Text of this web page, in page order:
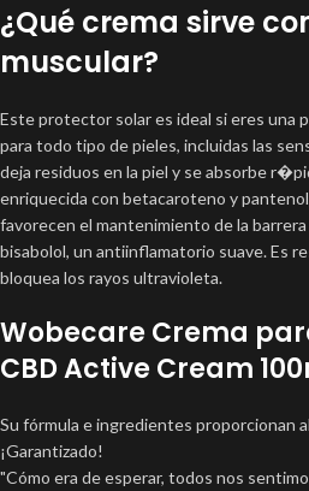
¿Qué crema sirve
muscular?
Este protector solar es ideal si eres una
para todo tipo de pieles, incluidas las
deja residuos en la piel y se absorbe
enriquecida con betacaroteno y
favorecen el mantenimiento de la
bisabolol, un antiinflamatorio suave. Es
bloquea los rayos ultravioleta.
Wobecare Crema
CBD Active Cream
Su fórmula e ingredientes proporcionan
¡Garantizado!
"Cómo era de esperar, todos nos